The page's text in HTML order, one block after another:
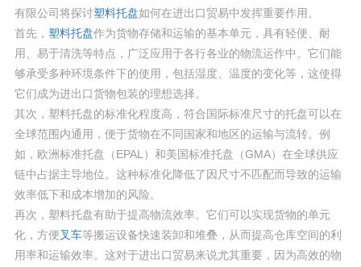
有限公司将探讨塑料托盘如何在进出口贸易中发挥重要作用。
首先， 塑料托盘作为货物存储和运输的基本单元，具有轻便、耐
用、易于清洗等特点，广泛应用于各行各业的物流运作中。它们能
够承受多种环境条件下的使用，包括湿度、温度的变化等，这使得
它们成为进出口货物包装的理想选择。
其次，塑料托盘的标准化程度高，符合国际标准尺寸的托盘可以在
全球范围内通用，便于货物在不同国家和地区的运输与流转。例
如，欧洲标准托盘（EPAL）和美国标准托盘（GMA）在全球供应
链中占据主导地位。这种标准化降低了因尺寸不匹配而导致的运输
效率低下和成本增加的风险。
再次，塑料托盘有助于提高物流效率。它们可以实现货物的单元
化，方便叉车等搬运设备快速装卸和堆叠，从而提高仓库空间的利
用率和运输效率。这对于进出口贸易来说尤其重要，因为高效的物